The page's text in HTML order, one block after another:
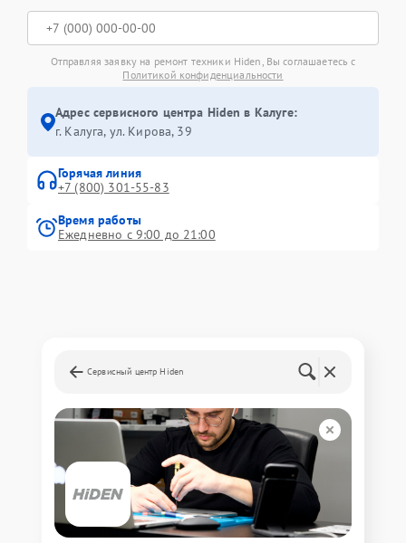
Отправляя заявку на ремонт техники Hiden, Вы соглашаетесь с
Политикой конфиденциальности
Адрес сервисного центра Hiden в Калуге:
г. Калуга, ул. Кирова, 39
Горячая линия
+7 (800) 301-55-83
Время работы
Ежедневно с 9:00 до 21:00
Сервисный центр Hiden